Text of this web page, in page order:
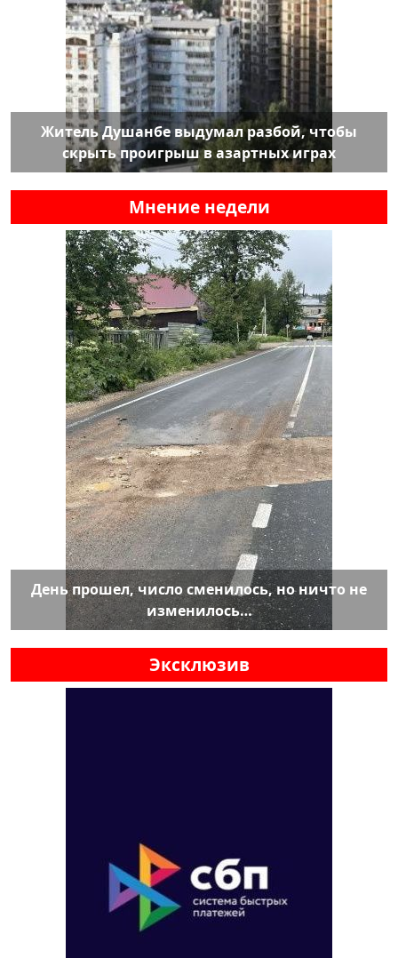
Житель Душанбе выдумал разбой, чтобы
скрыть проигрыш в азартных играх
Мнение недели
День прошел, число сменилось, но ничто не
изменилось…
Эксклюзив